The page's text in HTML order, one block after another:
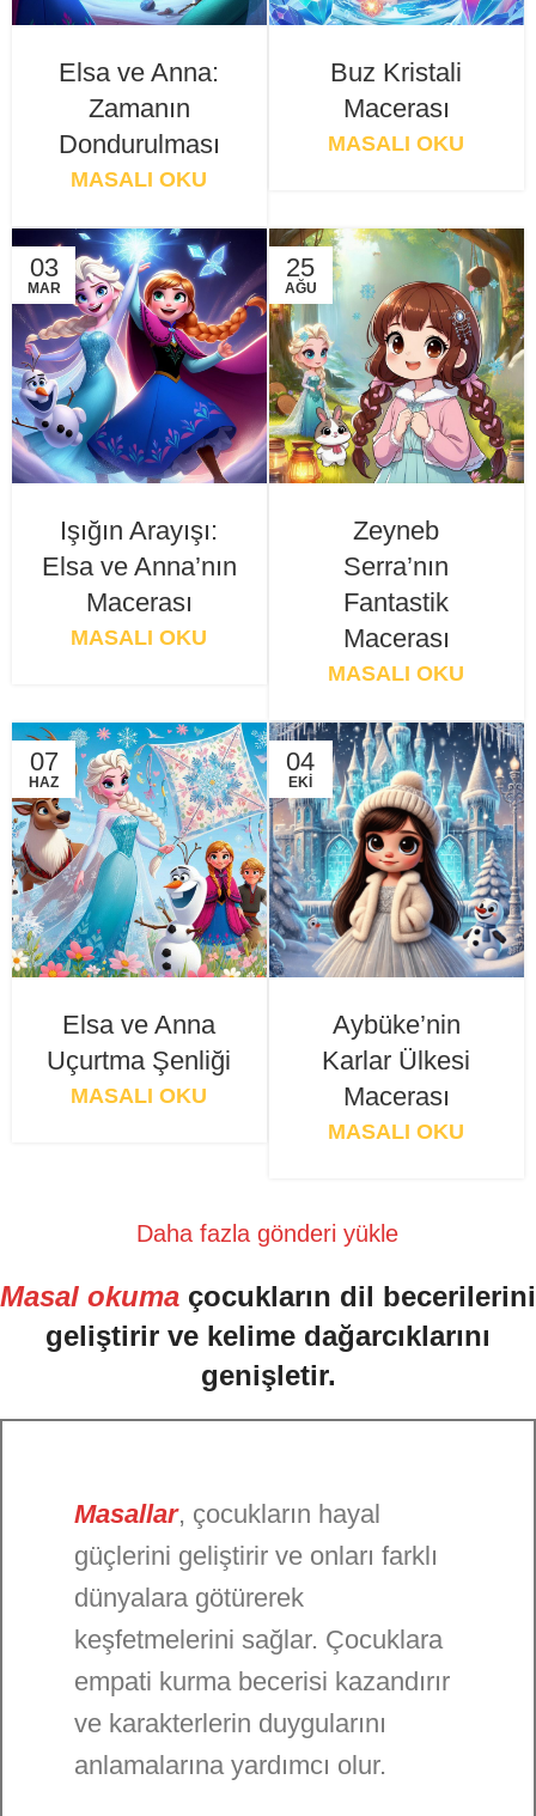
Elsa ve Anna:
Zamanın
Dondurulması
MASALI OKU
Buz Kristali
Macerası
MASALI OKU
03
MAR
Işığın Arayışı:
Elsa ve Anna’nın
Macerası
MASALI OKU
25
AĞU
Zeyneb
Serra’nın
Fantastik
Macerası
MASALI OKU
07
HAZ
Elsa ve Anna
Uçurtma Şenliği
MASALI OKU
04
EKI
Aybüke’nin
Karlar Ülkesi
Macerası
MASALI OKU
Daha fazla gönderi yükle
Masal okuma çocukların dil becerilerini
geliştirir ve kelime dağarcıklarını
genişletir.
Masallar, çocukların hayal
güçlerini geliştirir ve onları farklı
dünyalara götürerek
keşfetmelerini sağlar. Çocuklara
empati kurma becerisi kazandırır
ve karakterlerin duygularını
anlamalarına yardımcı olur.